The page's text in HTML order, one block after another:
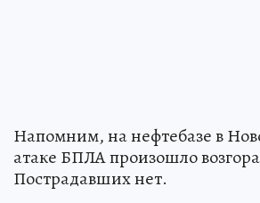
Напомним, на нефтебазе в
атаке БПЛА произошло
Пострадавших нет.